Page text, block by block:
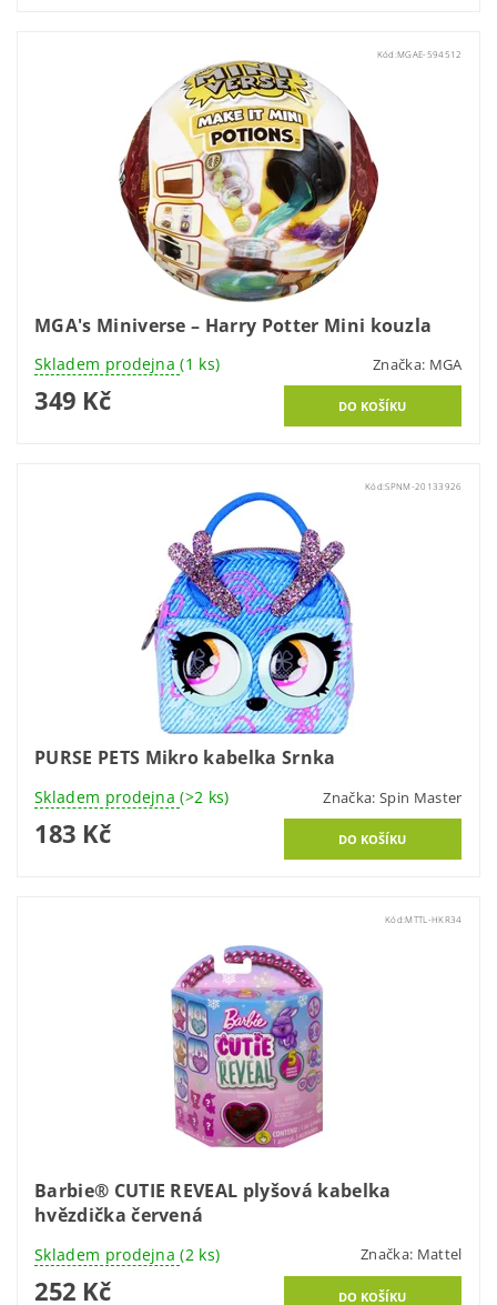
Kód: MGAE-594512
MGA's Miniverse – Harry Potter Mini kouzla
Skladem prodejna(1 ks) Značka: MGA
349 Kč
Kód:SPNM-20133926
PURSE PETS Mikro kabelka Srnka
Skladem prodejna(>2 ks) Značka: Spin Master
183 Kč
Kód:MTTL-HKR34
Barbie® CUTIE REVEAL plyšová kabelka
hvězdička červená
Skladem prodejna(2 ks) Značka: Mattel
252 Kč